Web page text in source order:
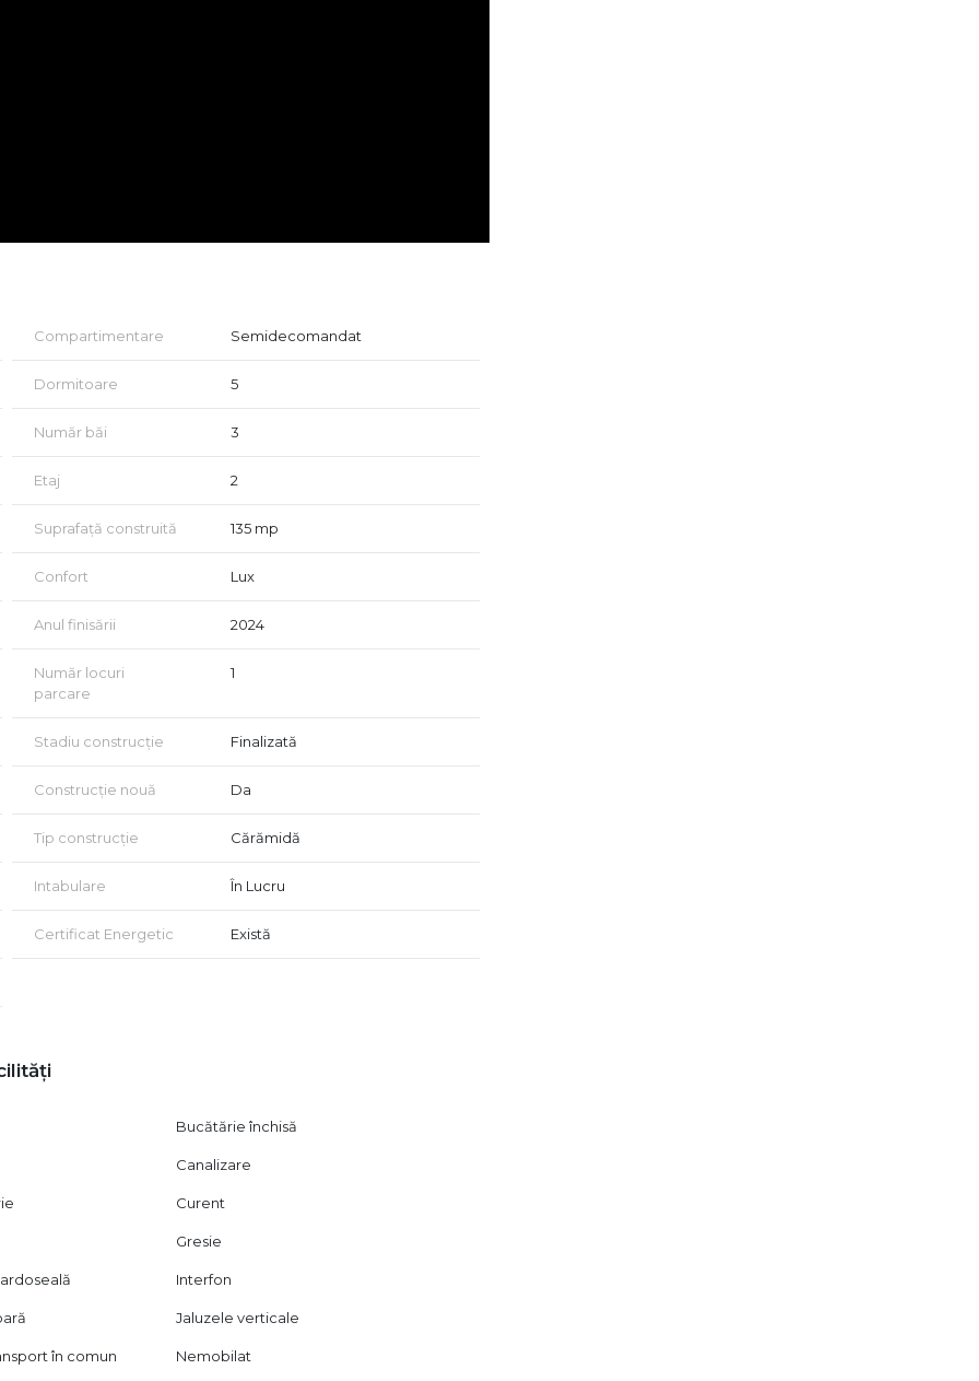
Compartimentare Semidecomandat
Dormitoare 5
Număr băi 3
Etaj 2
Suprafață construită 135 mp
Confort Lux
Anul finisării 2024
Număr locuri
parcare
1
Stadiu construcție Finalizată
Construcție nouă Da
Tip construcție Cărămidă
Intabulare În Lucru
Certificat Energetic Există
Bucătărie închisă
Canalizare
Curent
Gresie
Interfon
Jaluzele verticale
în comun Nemobilat